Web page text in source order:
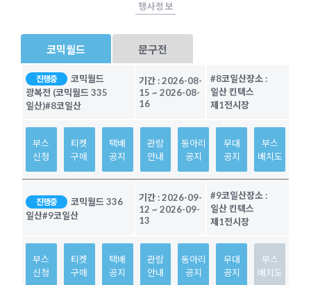
행사정보
코믹월드 문구전
진행중
코믹월드
광복전 (코믹월드 335
일산)#8코일산
기간 :2026-08-
15 ~ 2026-08-
16
#8코일산장소 :
일산 킨텍스
제1전시장
부스
신청
티켓
구매
택배
공지
관람
안내
동아리
공지
무대
공지
부스
배치도
진행중
코믹월드 336
일산#9코일산
기간 :2026-09-
12 ~ 2026-09-
13
#9코일산장소 :
일산 킨텍스
제1전시장
부스
신청
티켓
구매
택배
공지
관람
안내
동아리
공지
무대
공지
부스
배치도